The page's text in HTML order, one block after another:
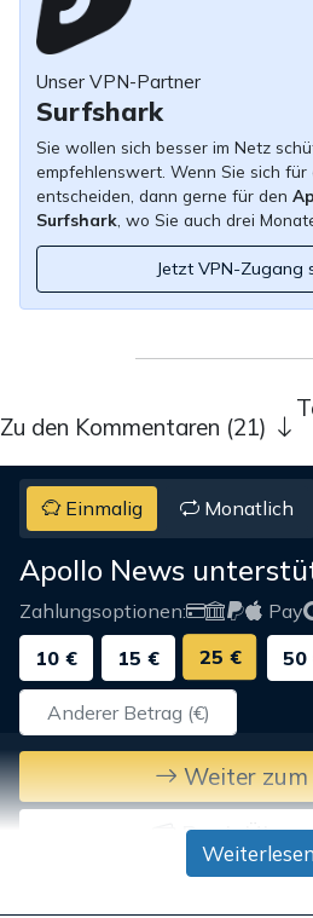
Unser VPN-Partner
Surfshark
Sie wollen sich besser im Netz
empfehlenswert. Wenn Sie sich
entscheiden, dann gerne für den
Surfshark, wo Sie auch drei
Jetzt VPN-Zugang
Zu den Kommentaren (21)
Einmalig Monatlich
Apollo News
Zahlungsoptionen: Pay
10 €
15 € 25 € 50
Weiter zum
Bank-
Weiterlesen